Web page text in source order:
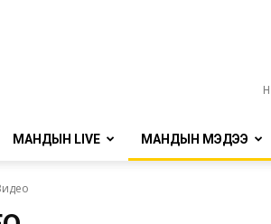
МАНДЫН LIVE МАНДЫН МЭДЭЭ